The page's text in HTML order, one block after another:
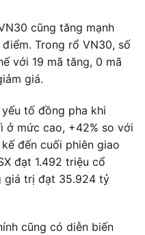
cũng tăng mạnh
Trong rổ VN30, số
với 19 mã tăng, 0 mã
giá.
tố đồng pha khi
ở mức cao, +42% so với
đến cuối phiên giao
đạt 1.492 triệu cổ
giá trị đạt 35.924 tỷ
cũng có diễn biến